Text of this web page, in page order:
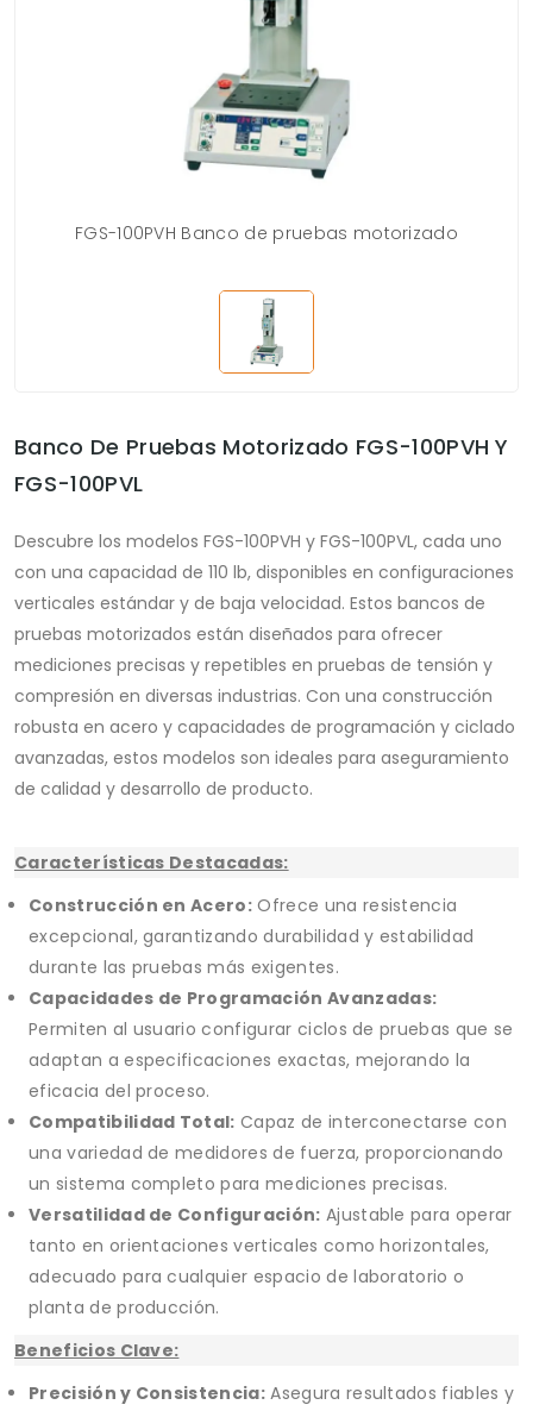
FGS-100PVH Banco de pruebas motorizado
Banco De Pruebas Motorizado FGS-100PVH Y
FGS-100PVL
Descubre los modelos FGS-100PVH y FGS-100PVL, cada uno
con una capacidad de 110 lb, disponibles en configuraciones
verticales estándar y de baja velocidad. Estos bancos de
pruebas motorizados están diseñados para ofrecer
mediciones precisas y repetibles en pruebas de tensión y
compresión en diversas industrias. Con una construcción
robusta en acero y capacidades de programación y ciclado
avanzadas, estos modelos son ideales para aseguramiento
de calidad y desarrollo de producto.
Características Destacadas:
Construcción en Acero: Ofrece una resistencia
excepcional, garantizando durabilidad y estabilidad
durante las pruebas más exigentes.
Capacidades de Programación Avanzadas:
Permiten al usuario configurar ciclos de pruebas que se
adaptan a especificaciones exactas, mejorando la
eficacia del proceso.
Compatibilidad Total: Capaz de interconectarse con
una variedad de medidores de fuerza, proporcionando
un sistema completo para mediciones precisas.
Versatilidad de Configuración: Ajustable para operar
tanto en orientaciones verticales como horizontales,
adecuado para cualquier espacio de laboratorio o
planta de producción.
Beneficios Clave:
Precisión y Consistencia: Asegura resultados fiables y